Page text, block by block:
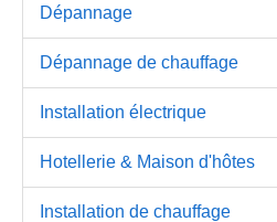
Dépannage
Dépannage de chauffage
Installation électrique
Hotellerie & Maison d'hôtes
Installation de chauffage